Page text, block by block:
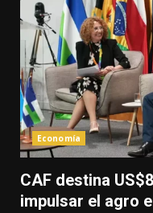
Economía
CAF destina
impulsar el agro